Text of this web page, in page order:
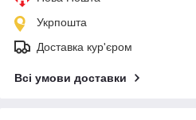
Укрпошта
Доставка кур'єром
Всі умови доставки